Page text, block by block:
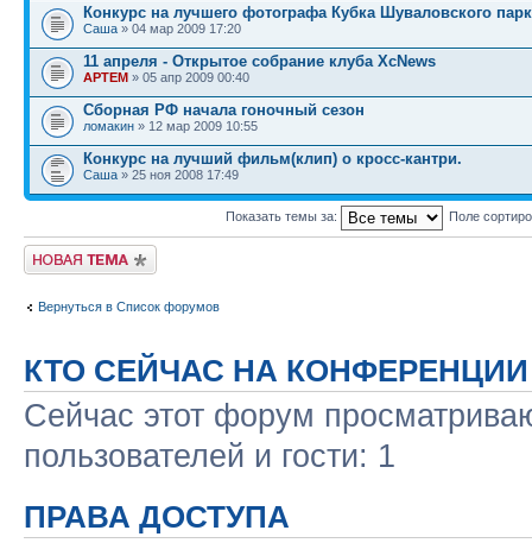
Конкурс на лучшего фотографа Кубка Шуваловского
Саша » 04 мар 2009 17:20
11 апреля - Открытое собрание клуба XcNews
APTEM » 05 апр 2009 00:40
Сборная РФ начала гоночный сезон
ломакин » 12 мар 2009 10:55
Конкурс на лучший фильм(клип) о кросс-кантри.
Саша » 25 ноя 2008 17:49
Показать темы за: Поле
Новая тема
Вернуться в Список форумов
КТО СЕЙЧАС НА КОНФЕРЕНЦИИ
Сейчас этот форум
пользователей и гости: 1
ПРАВА ДОСТУПА